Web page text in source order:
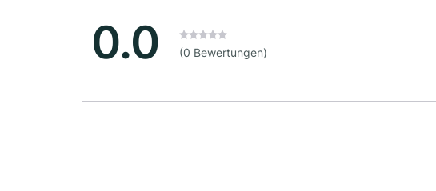
0.0 (0 Bewertungen)